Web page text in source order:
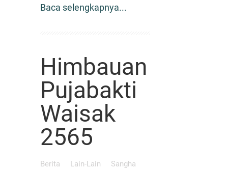
Baca selengkapnya...
Himbauan
Pujabakti
Waisak
2565
Berita Lain-Lain Sangha